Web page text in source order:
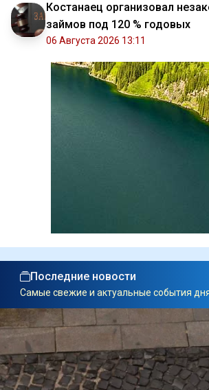
Костанаец организовал
займов под 120 % годовых
06 Августа 2026 13:11
Последние новости
Самые свежие и актуальные события